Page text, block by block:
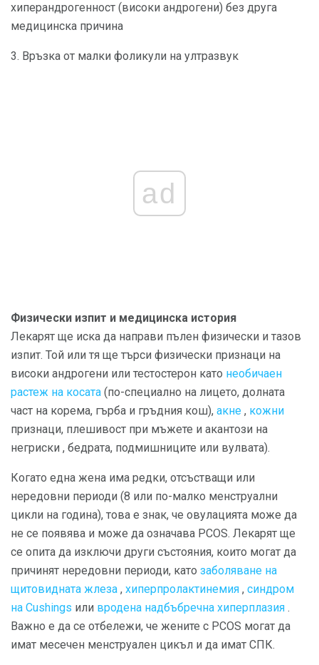
хиперандрогенност (високи андрогени) без друга
медицинска причина
3. Връзка от малки фоликули на ултразвук
ad
Физически изпит и медицинска история
Лекарят ще иска да направи пълен физически и тазов
изпит. Той или тя ще търси физически признаци на
високи андрогени или тестостерон като необичаен
растеж на косата (по-специално на лицето, долната
част на корема, гърба и гръдния кош), акне , кожни
признаци, плешивост при мъжете и акантози на
негриски , бедрата, подмишниците или вулвата).
Когато една жена има редки, отсъстващи или
нередовни периоди (8 или по-малко менструални
цикли на година), това е знак, че овулацията може да
не се появява и може да означава PCOS. Лекарят ще
се опита да изключи други състояния, които могат да
причинят нередовни периоди, като заболяване на
щитовидната жлеза , хиперпролактинемия , синдром
на Cushings или вродена надбъбречна хиперплазия .
Важно е да се отбележи, че жените с PCOS могат да
имат месечен менструален цикъл и да имат СПК.